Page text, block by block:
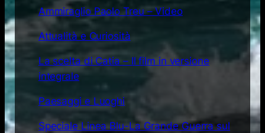
Ammiraglio Paolo Treu – Video
Attualità e Curiosità
La scelta di Catia – Il film in versione
integrale
Paesaggi e Luoghi
Speciale Linea Blu-La Grande Guerra sul